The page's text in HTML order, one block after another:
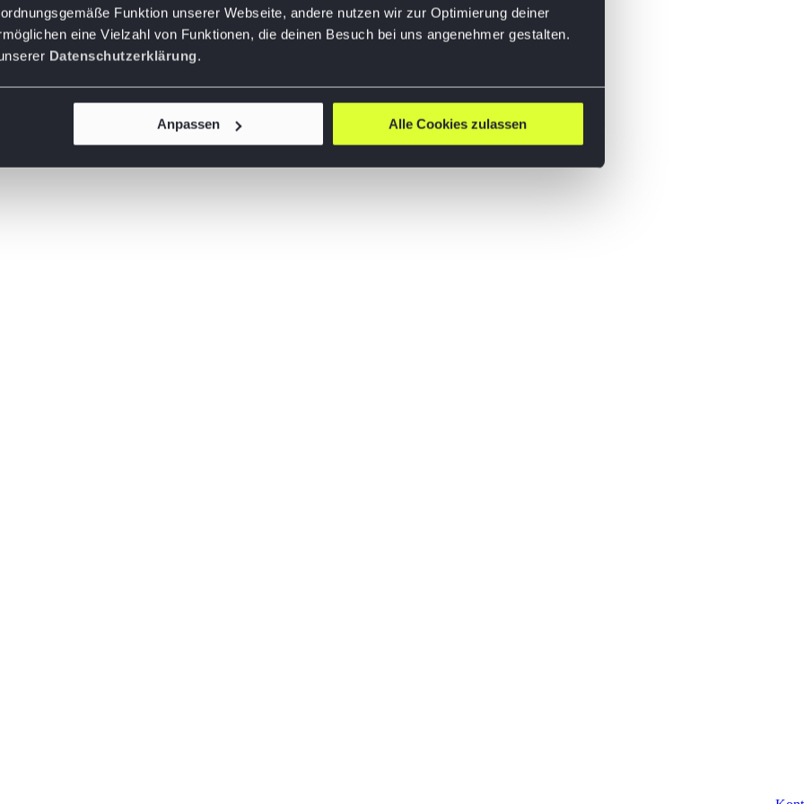
Funktion unserer Webseite, andere nutzen wir zur Optimierung deiner
eine Vielzahl von Funktionen, die deinen Besuch bei uns angenehmer gestalten.
Datenschutzerklärung.
Anpassen Alle Cookies zulassen